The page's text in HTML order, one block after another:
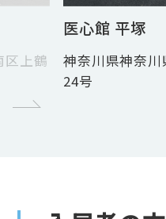
市宮の前11番
医心館
愛知県